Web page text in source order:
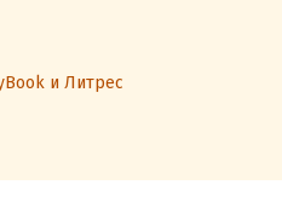
и Литрес